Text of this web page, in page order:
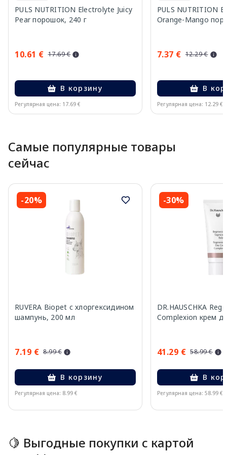
PULS NUTRITION Electrolyte Juicy
Pear порошок, 240 г
10.61 € 17.69 €
В корзину
Регулярная цена: 17.69 €
PULS NUTRITION
Orange-Mango
7.37 € 12.29 €
В
Регулярная цена: 12.29 €
Самые популярные товары
сейчас
-20%
RUVERA Biopet с хлоргексидином
шампунь, 200 мл
7.19 € 8.99 €
В корзину
Регулярная цена: 8.99 €
-30%
DR.HAUSCHKA
Complexion крем
41.29 € 58.99 €
В
Регулярная цена: 58.99 €
🍋 Выгодные покупки с картой